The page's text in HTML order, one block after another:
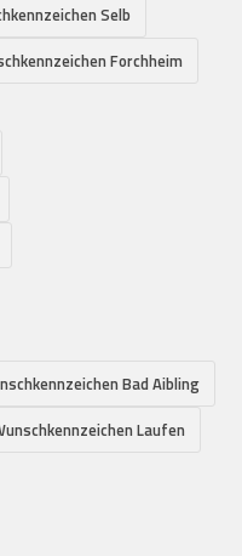
Selb
Forchheim
Bad Aibling
Laufen